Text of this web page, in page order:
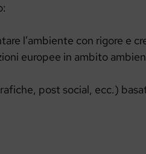
l’ambiente con rigore e
europee in ambito
post social, ecc.)